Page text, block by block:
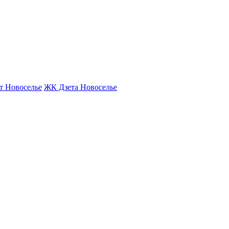
Новоселье ЖК Дзета Новоселье